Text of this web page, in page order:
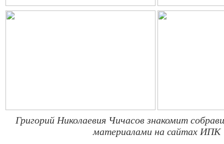
Григорий Николаевия Чичасов знакомит
материалами на сайтах ИПК